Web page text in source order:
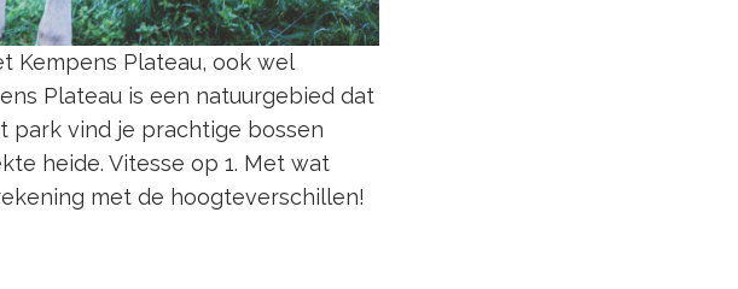
Kempens Plateau, ook wel
Plateau is een natuurgebied dat
park vind je prachtige bossen
heide. Vitesse op 1. Met wat
met de hoogteverschillen!